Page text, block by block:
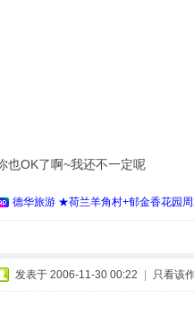
也OK了啊~我还不一定呢
德华旅游 ★荷兰羊角村+郁金香花园
发表于 2006-11-30 00:22 只看该